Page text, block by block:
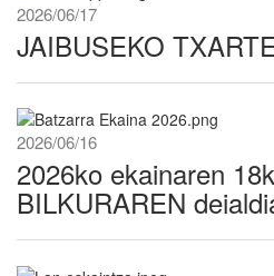
2026/06/17
JAIBUSEKO
2026/06/16
2026ko ekainaren
BILKURAREN